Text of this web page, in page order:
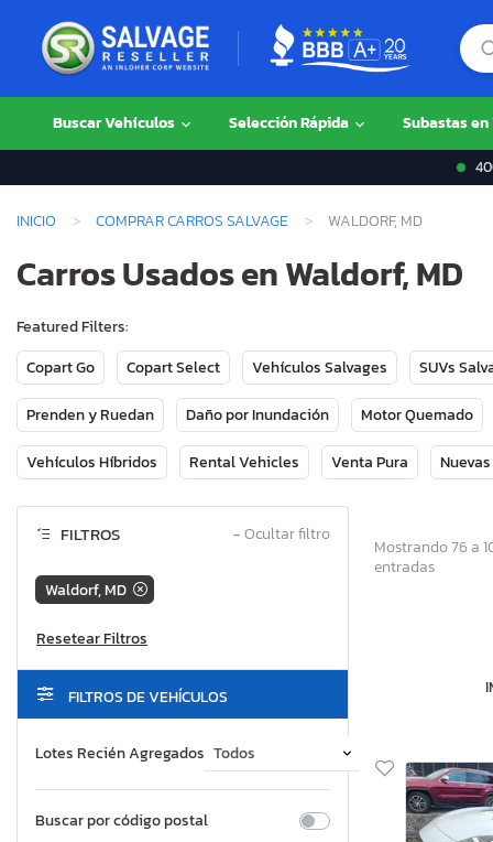
Buscar Vehículos Selección Rápida Subastas
INICIO COMPRAR CARROS SALVAGE WALDORF, MD
Carros Usados en Waldorf, MD
Featured Filters:
Copart Go
Copart Select Vehículos Salvages SUVs
Prenden y Ruedan Daño por Inundación Motor Quemado
Vehículos Híbridos Rental Vehicles Venta Pura
FILTROS −Ocultar filtro
Waldorf, MD
FILTROS DE VEHÍCULOS
Lotes Recién Agregados
Buscar por código postal
Mostrando 76 a
entradas